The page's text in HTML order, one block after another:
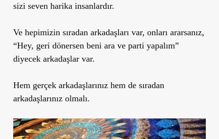
sizi seven harika insanlardır.
Ve hepimizin sıradan arkadaşları var, onları ararsanız,
“Hey, geri dönersen beni ara ve parti yapalım”
diyecek arkadaşlar var.
Hem gerçek arkadaşlarınız hem de sıradan
arkadaşlarınız olmalı.